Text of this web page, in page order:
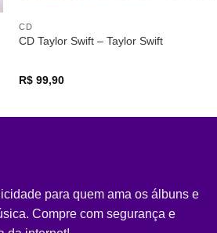
CD
CD Taylor Swift – Taylor Swift
R$ 99,90
para quem ama os álbuns e
Compre com segurança e